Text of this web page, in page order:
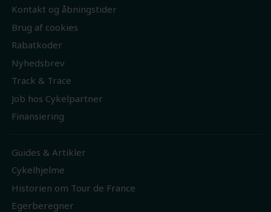
Kontakt og åbningstider
Brug af cookies
Rabatkoder
Nyhedsbrev
Track & Trace
Job hos Cykelpartner
Finansiering
Guides & Artikler
Cykelhjelme
Historien om Tour de France
Egerberegner